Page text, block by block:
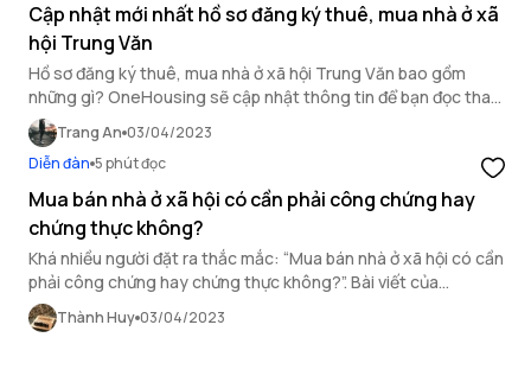
Cập nhật mới nhất hồ sơ đăng ký thuê, mua nhà ở xã
hội Trung Văn
Hồ sơ đăng ký thuê, mua nhà ở xã hội Trung Văn bao gồm
những gì? OneHousing sẽ cập nhật thông tin để bạn đọc tham
khảo.
Trang An 03/04/2023
Diễn đàn 5 phút đọc
Mua bán nhà ở xã hội có cần phải công chứng hay
chứng thực không?
Khá nhiều người đặt ra thắc mắc: “Mua bán nhà ở xã hội có cần
phải công chứng hay chứng thực không?”. Bài viết của
OneHousing là lời giải đáp cho câu hỏi này.
Thành Huy 03/04/2023